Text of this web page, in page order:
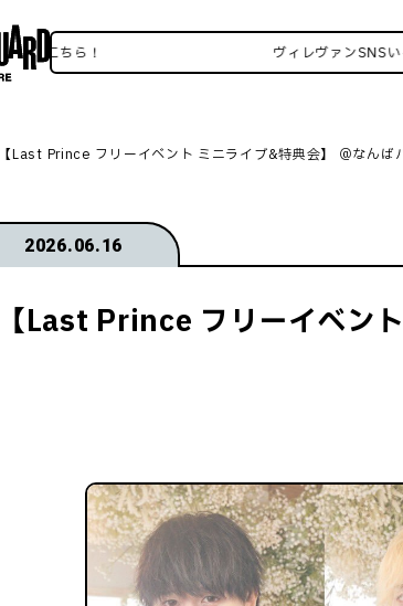
ら！ ヴィレヴァンSNSいろいろ
【Last Prince フリーイベント ミニライブ&特典会】 ＠なんば
2026.06.16
【Last Prince フリーイベン